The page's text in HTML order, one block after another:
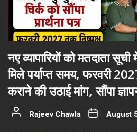
नए व्यापारियों को मतदाता
मिले पर्याप्त समय, फरवरी
कराने की उठाई मांग, सौंपा
Rajeev Chawla August